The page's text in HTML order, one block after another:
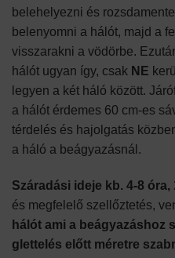
belehelyezni és
belenyomni a hálót, majd a
visszarakni a vödörbe.
hálót ugyan így, csak NE
legyen a két háló között.
a hálót érdemes 60 cm-es
térdelés és hajolgatás
a háló a beágyazásnál.
Száradási ideje kb. 4-8 óra,
és megfelelő szellőztetés,
hálót ami a beágyazáshoz
glettelés előtt méretre